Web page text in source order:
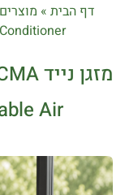
דף הבית » מוצרים
Conditioner
מזגן נייד UNITED PC10R-CMA
Air